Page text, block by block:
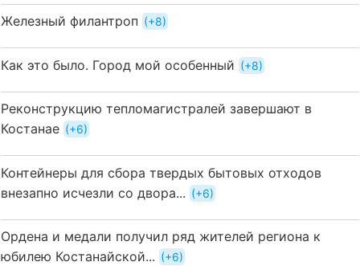
Железный филантроп +8
Как это было. Город мой особенный +8
Реконструкцию тепломагистралей завершают в
Костанае
+6
Контейнеры для сбора твердых бытовых отходов
внезапно исчезли со двора...
+6
Ордена и медали получил ряд жителей региона к
юбилею Костанайской...
+6